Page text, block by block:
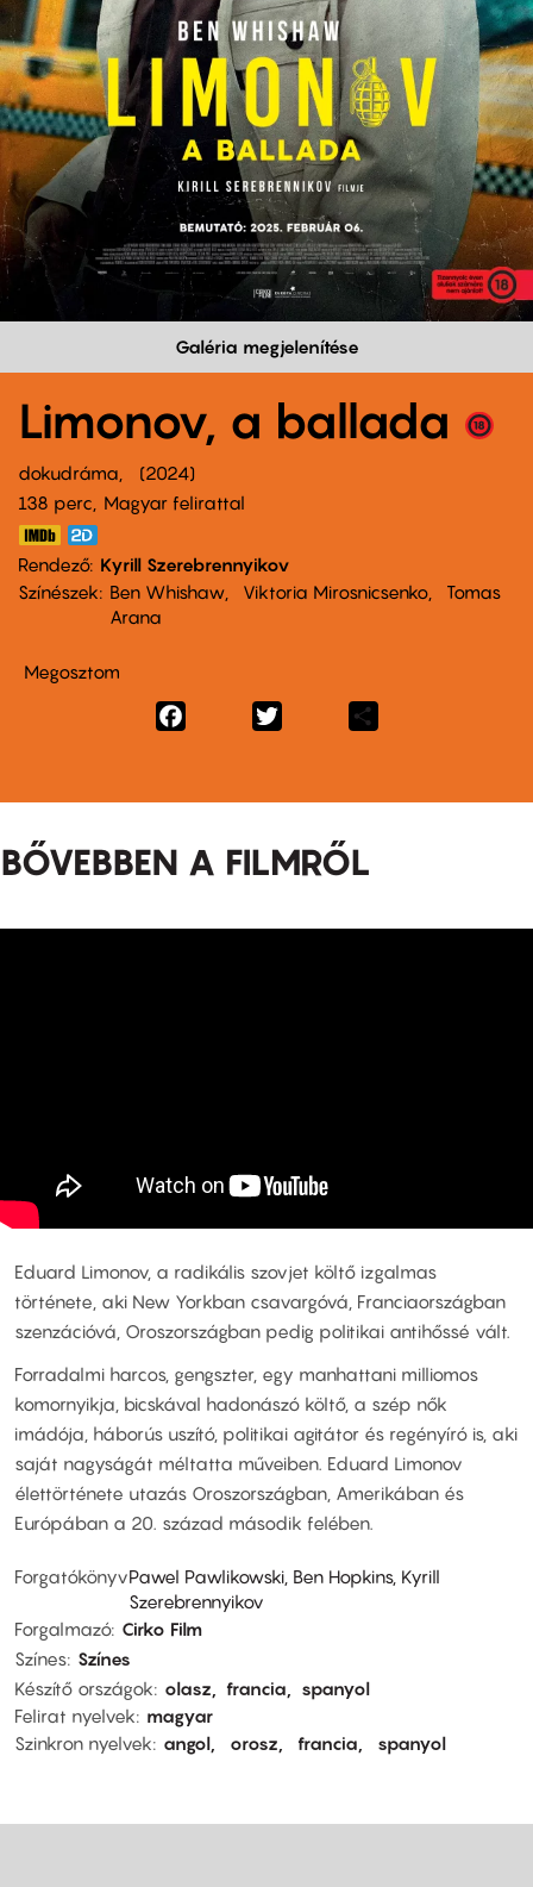
Galéria megjelenítése
Limonov, a ballada
dokudráma
2024
138 perc,
Magyar felirattal
Rendező Kyrill Szerebrennyikov
Színészek
Ben Whishaw Viktoria Mirosnicsenko
Tomas
Arana
Megosztom
Facebook
BŐVEBBEN A FILMRŐL
Eduard Limonov, a radikális szovjet költő izgalmas
története, aki New Yorkban csavargóvá, Franciaországban
szenzációvá, Oroszországban pedig politikai antihőssé vált.
Forradalmi harcos, gengszter, egy manhattani milliomos
komornyikja, bicskával hadonászó költő, a szép nők
imádója, háborús uszító, politikai agitátor és regényíró is, aki
saját nagyságát méltatta műveiben. Eduard Limonov
élettörténete utazás Oroszországban, Amerikában és
Európában a 20. század második felében.
ForgatókönyvPawel Pawlikowski, Ben Hopkins, Kyrill
Szerebrennyikov
Forgalmazó Cirko Film
Színes Színes
Készítő országok
olasz francia
spanyol
Felirat nyelvek
magyar
Szinkron nyelvek
angol orosz francia spanyol